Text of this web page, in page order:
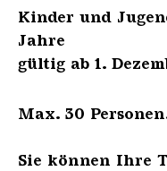
Kinder und
Jahre
gültig ab 1.
Max. 30
Sie können Ihre